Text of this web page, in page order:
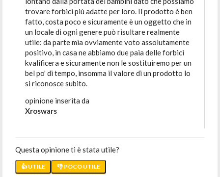
trovare forbici più adatte per loro. Il prodotto è ben
fatto, costa poco e sicuramente è un oggetto che in
un locale di ogni genere può risultare realmente
utile: da parte mia ovviamente voto assolutamente
positivo, in casa ne abbiamo due paia delle forbici
kvalificera e sicuramente non le sostituiremo per un
bel po' di tempo, insomma il valore di un prodotto lo
si riconosce subito.
opinione inserita da
Xroswars
Questa opinione ti è stata utile?
👍 UTILE 👎 POCO UTILE